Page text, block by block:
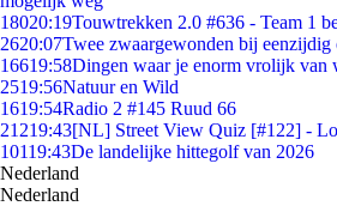
18020:19Touwtrekken 2.0 #636 - Team 1
2620:07Twee zwaargewonden bij eenzijdig
16619:58Dingen waar je enorm vrolijk van
2519:56Natuur en Wild
1619:54Radio 2 #145 Ruud 66
21219:43[NL] Street View Quiz [#122] -
10119:43De landelijke hittegolf van 2026
Nederland
Nederland